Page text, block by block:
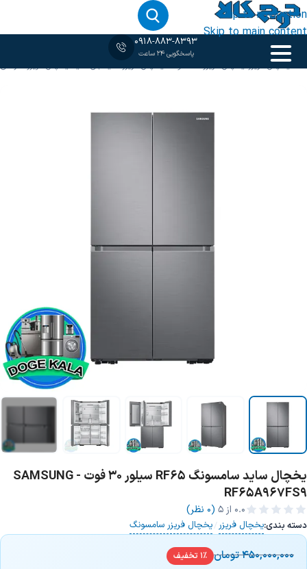
Skip to navigation
Skip to main content
0918-883-8393
پاسخگویی 24 ساعت
خانه‹یخچال فریزر/یخچال فریزر سامسونگ/یخچال فریزر ساید بای ساید/یخچال فریزر نقره ای
+17 تصویر
یخچال ساید سامسونگ RF65 سیلور 30 فوت - SAMSUNG
RF65A967FS9
0.0 از ۵ (0 نظر)
دسته بندی:یخچال فریزر/یخچال فریزر سامسونگ
450,000,000تومان 1% تخفیف